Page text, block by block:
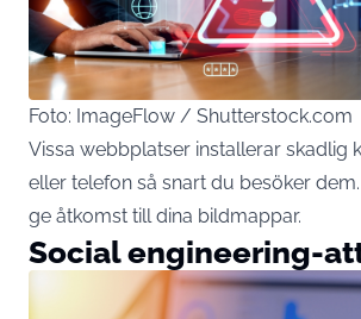
Foto: ImageFlow / Shutterstock.com
Vissa webbplatser installerar skadlig
eller telefon så snart du besöker
ge åtkomst till dina bildmappar.
Social engineering-